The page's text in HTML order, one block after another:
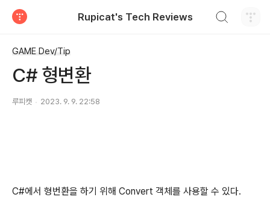
Rupicat's Tech Reviews
GAME Dev/Tip
C# 형변환
루피캣 2023. 9. 9. 22:58
C#에서 형번환을 하기 위해 Convert 객체를 사용할 수 있다.